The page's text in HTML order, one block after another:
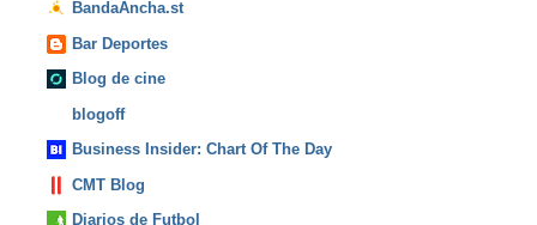
BandaAncha.st
Bar Deportes
Blog de cine
blogoff
Business Insider: Chart Of The Day
CMT Blog
Diarios de Futbol